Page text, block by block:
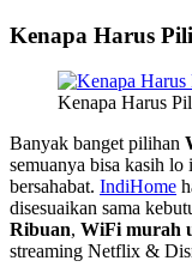
Kenapa Harus
Kenapa Harus
Banyak banget pilihan
semuanya bisa kasih
bersahabat. IndiHome
disesuaikan sama
Ribuan, WiFi murah
streaming Netflix &